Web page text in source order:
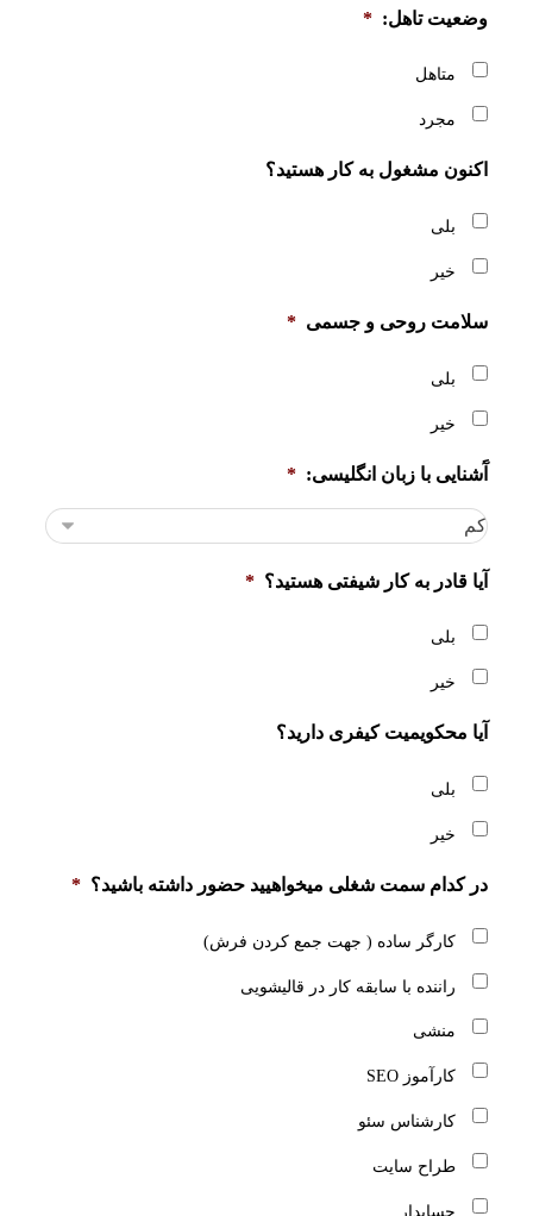
وضعیت تاهل: *
متاهل
مجرد
اکنون مشغول به کار هستید؟
بلی
خیر
سلامت روحی و جسمی *
بلی
خیر
آَشنایی با زبان انگلیسی: *
آیا قادر به کار شیفتی هستید؟ *
بلی
خیر
آیا محکویمیت کیفری دارید؟
بلی
خیر
در کدام سمت شغلی میخواهیید حضور داشته باشید؟ *
کارگر ساده ( جهت جمع کردن فرش)
راننده با سابقه کار در قالیشویی
منشی
کارآموز SEO
کارشناس سئو
طراح سایت
حسابدار